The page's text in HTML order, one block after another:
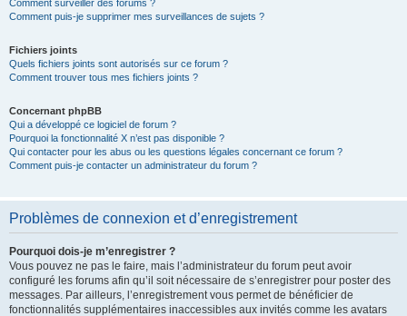
Comment surveiller des forums ?
Comment puis-je supprimer mes surveillances de sujets ?
Fichiers joints
Quels fichiers joints sont autorisés sur ce forum ?
Comment trouver tous mes fichiers joints ?
Concernant phpBB
Qui a développé ce logiciel de forum ?
Pourquoi la fonctionnalité X n’est pas disponible ?
Qui contacter pour les abus ou les questions légales concernant ce forum ?
Comment puis-je contacter un administrateur du forum ?
Problèmes de connexion et d’enregistrement
Pourquoi dois-je m’enregistrer ?
Vous pouvez ne pas le faire, mais l’administrateur du forum peut avoir
configuré les forums afin qu’il soit nécessaire de s’enregistrer pour poster des
messages. Par ailleurs, l’enregistrement vous permet de bénéficier de
fonctionnalités supplémentaires inaccessibles aux invités comme les avatars